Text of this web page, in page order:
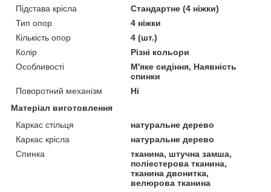
Підстава крісла
Стандартне (4 ніжки)
Тип опор
4 ніжки
Кількість опор
4 (шт.)
Колір
Різні кольори
Особливості
М'яке сидіння, Наявність
спинки
Поворотний механізм
Ні
Матеріал виготовлення
Каркас стільця
натуральне дерево
Каркас крісла
натуральне дерево
Спинка
тканина, штучна замша,
поліестерова тканина,
тканина двонитка,
велюрова тканина